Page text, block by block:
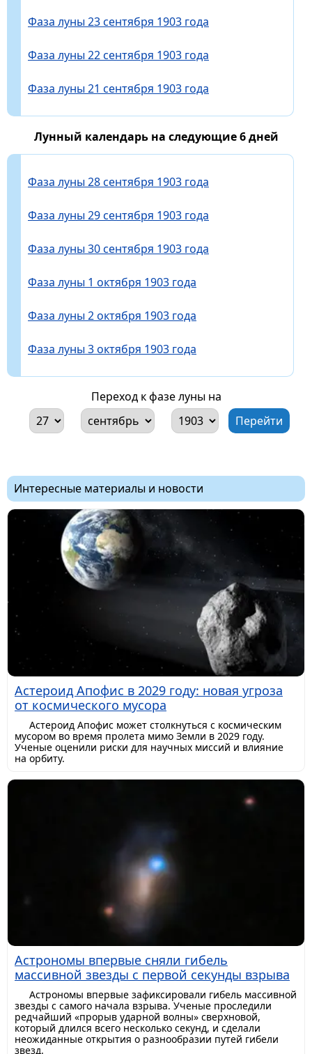
Фаза луны 23 сентября 1903 года
Фаза луны 22 сентября 1903 года
Фаза луны 21 сентября 1903 года
Лунный календарь на следующие 6 дней
Фаза луны 28 сентября 1903 года
Фаза луны 29 сентября 1903 года
Фаза луны 30 сентября 1903 года
Фаза луны 1 октября 1903 года
Фаза луны 2 октября 1903 года
Фаза луны 3 октября 1903 года
Переход к фазе луны на
Интересные материалы и новости
Астероид Апофис в 2029 году: новая угроза
от космического мусора
Астероид Апофис может столкнуться с космическим
мусором во время пролета мимо Земли в 2029 году.
Ученые оценили риски для научных миссий и влияние
на орбиту.
Астрономы впервые сняли гибель
массивной звезды с первой секунды взрыва
Астрономы впервые зафиксировали гибель массивной
звезды с самого начала взрыва. Ученые проследили
редчайший «прорыв ударной волны» сверхновой,
который длился всего несколько секунд, и сделали
неожиданные открытия о разнообразии путей гибели
звезд.